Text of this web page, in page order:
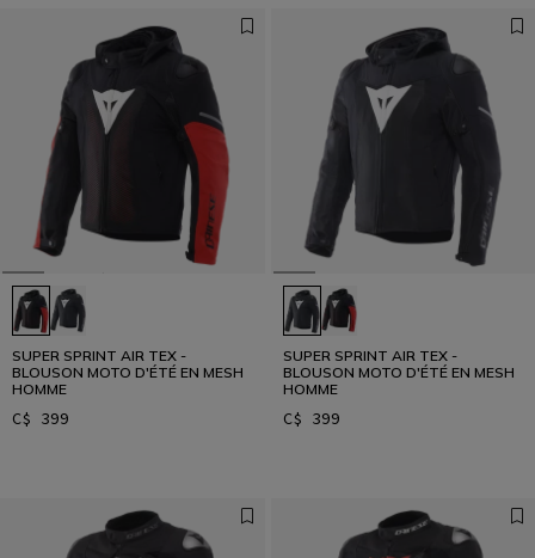
SUPER SPRINT AIR TEX -
BLOUSON MOTO D'ÉTÉ EN MESH
HOMME
C$ 399
SUPER SPRINT AIR TEX -
BLOUSON MOTO D'ÉTÉ EN MESH
HOMME
C$ 399